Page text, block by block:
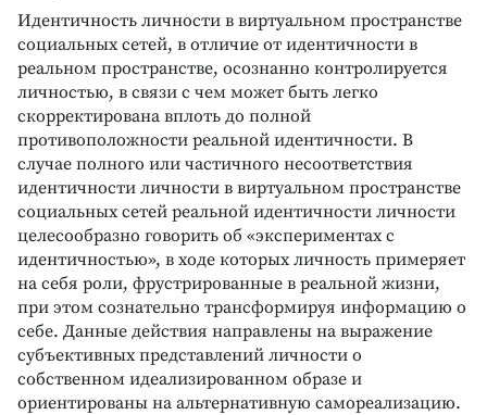
Идентичность личности в виртуальном пространстве
социальных сетей, в отличие от идентичности в
реальном пространстве, осознанно контролируется
личностью, в связи с чем может быть легко
скорректирована вплоть до полной
противоположности реальной идентичности. В
случае полного или частичного несоответствия
идентичности личности в виртуальном пространстве
социальных сетей реальной идентичности личности
целесообразно говорить об «экспериментах с
идентичностью», в ходе которых личность примеряет
на себя роли, фрустрированные в реальной жизни,
при этом сознательно трансформируя информацию о
себе. Данные действия направлены на выражение
субъективных представлений личности о
собственном идеализированном образе и
ориентированы на альтернативную самореализацию.